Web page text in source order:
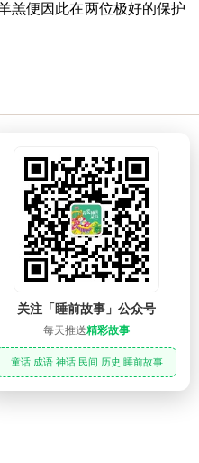
羔便因此在两位极好的保护
睡前故事
关注「睡前故事」公众号
每天推送精彩故事
童话 成语 神话 民间 历史 睡前故事